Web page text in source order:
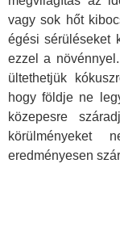
vagy sok hőt
égési sérüléseket
ezzel a
ültethetjük
hogy földje ne
közepesre
körülményeket
eredményesen